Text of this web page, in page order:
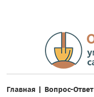
Главная | Вопрос-Ответ